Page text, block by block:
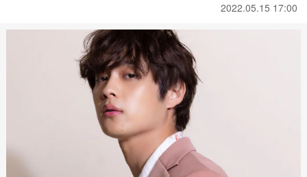
2022.05.15 17:00